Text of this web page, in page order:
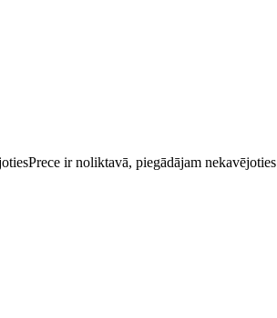
Prece ir noliktavā, piegādājam nekavējoties